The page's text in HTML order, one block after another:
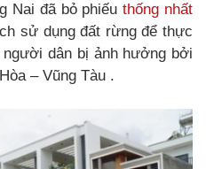
Nai đã bỏ phiếuthống nhất
sử dụng đất rừng để thực
dân bị ảnh hưởng bởi
– Vũng Tàu .